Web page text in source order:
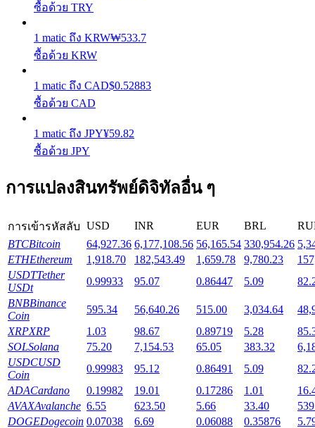
Launchpool
การเซ้งแบบยืดหยุ่นเพื่อรับโทเคนยอดนิยม
การลงทุนพิเศษสำหรับผู้ถือ BTR
เงินกู้
ซื้อด้วย TRY
1 matic ถึง KRW₩533.7
ซื้อด้วย KRW
1 matic ถึง CAD$0.52883
ซื้อด้วย CAD
1 matic ถึง JPY¥59.82
ซื้อด้วย JPY
การแปลงสินทรัพย์ดิจิทัลอื่น ๆ
การเข้ารหัสลับ USD INR EUR BRL
BTCBitcoin 64,927.36 6,177,108.56 56,165.54 330,954.26
ETHEthereum 1,918.70 182,543.49 1,659.78 9,780.23
USDTTether
USDt
0.99933 95.07 0.86447 5.09
BNBBinance
Coin
595.34 56,640.26 515.00 3,034.64
XRPXRP 1.03 98.67 0.89719 5.28
SOLSolana 75.20 7,154.53 65.05 383.32
USDCUSD
Coin
0.99983 95.12 0.86491 5.09
ADACardano 0.19982 19.01 0.17286 1.01
AVAXAvalanche 6.55 623.50 5.66 33.40
DOGEDogecoin 0.07038 6.69 0.06088 0.35876